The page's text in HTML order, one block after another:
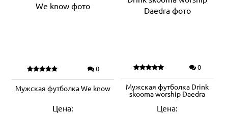
0
Мужская футболка We know
Цена:
0
Мужская футболка Drink
skooma worship Daedra
Цена: